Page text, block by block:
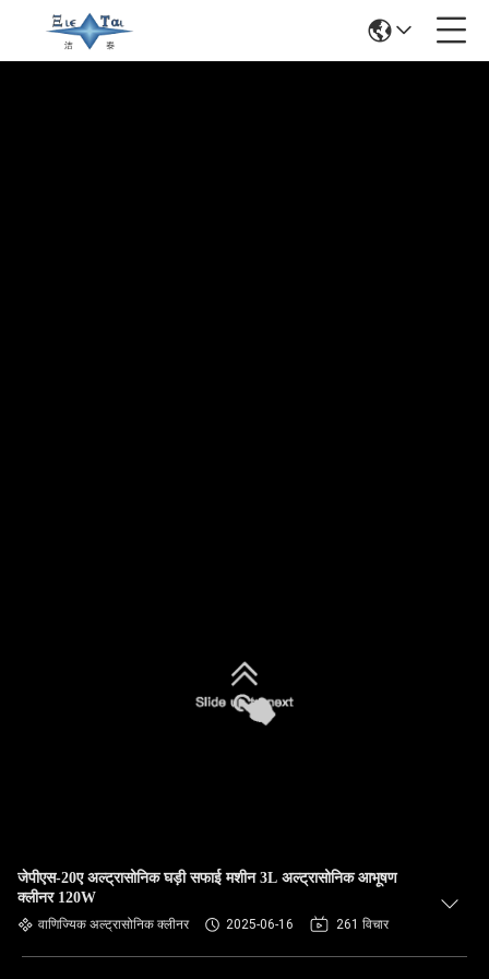
जेपीएस-20ए अल्ट्रासोनिक घड़ी सफाई मशीन 3L अल्ट्रासोनिक आभूषण
क्लीनर 120W
वाणिज्यिक अल्ट्रासोनिक क्लीनर 2025-06-16 261 विचार